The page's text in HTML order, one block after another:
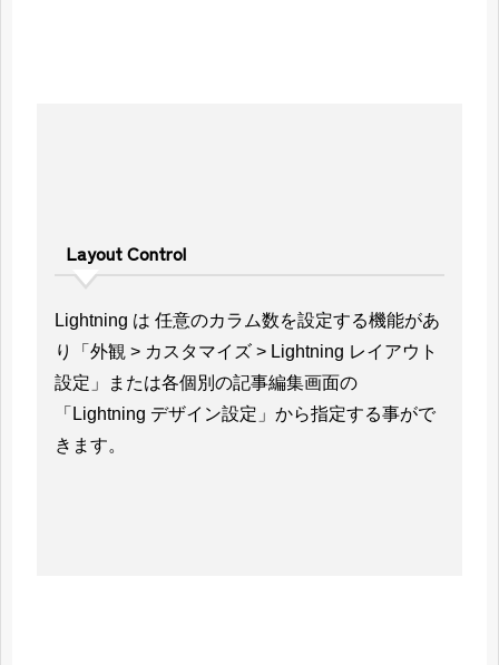
Layout Control
Lightning は 任意のカラム数を設定する機能があ
り「外観 > カスタマイズ > Lightning レイアウト
設定」または各個別の記事編集画面の
「Lightning デザイン設定」から指定する事がで
きます。